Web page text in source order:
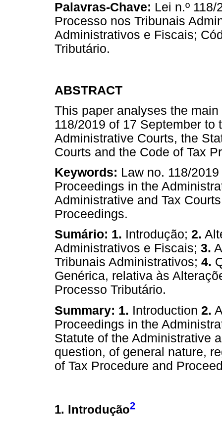
Palavras-Chave: Lei n.º
Processo nos Tribunais
Administrativos e Fiscais;
Tributário.
ABSTRACT
This paper analyses the
118/2019 of 17 September
Administrative Courts, the
Courts and the Code of Tax
Keywords: Law no. 118/
Proceedings in the
Administrative and Tax
Proceedings.
Sumário: 1. Introdução; 2.
Administrativos e Fiscais; 3.
Tribunais Administrativos; 4.
Genérica, relativa às
Processo Tributário.
Summary: 1. Introduction 2.
Proceedings in the
Statute of the Administrative
question, of general nature,
of Tax Procedure and
1. Introdução2